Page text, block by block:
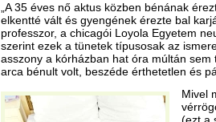
„A 35 éves nő aktus közben bénának
elkentté vált és gyengének érezte bal
professzor, a chicagói Loyola Egyetem
szerint ezek a tünetek típusosak az
asszony a kórházban hat óra múltán
arca bénult volt, beszéde érthetetlen és
Mivel